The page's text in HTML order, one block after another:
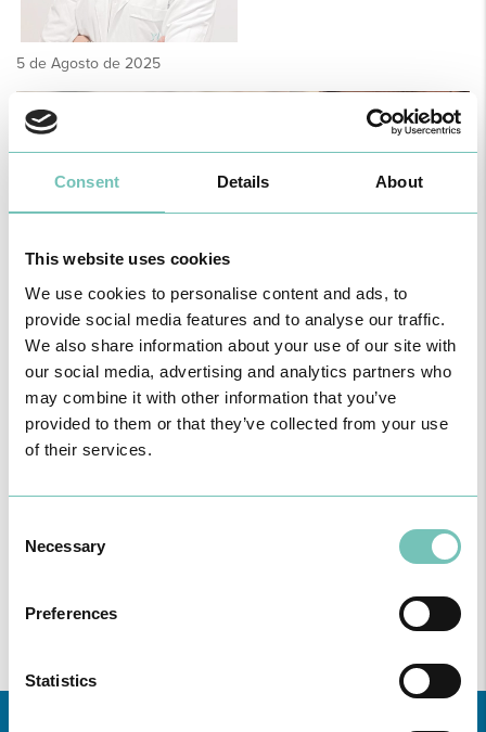
Consent Details About
This website uses cookies
We use cookies to personalise content and ads, to
provide social media features and to analyse our traffic.
We also share information about your use of our site with
our social media, advertising and analytics partners who
may combine it with other information that you’ve
provided to them or that they’ve collected from your use
of their services.
Selection
Necessary
Preferences
Statistics
5 de Agosto de 2025